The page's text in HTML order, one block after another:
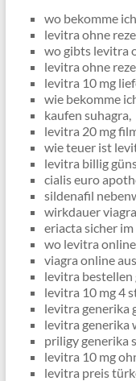
wo bekomme
levitra ohne
wo gibts levitra
levitra ohne
levitra 10 mg
wie bekomme
kaufen suhagra,
levitra 20 mg
wie teuer ist
levitra billig
cialis euro
sildenafil
wirkdauer
eriacta sicher
wo levitra
viagra online
levitra bestellen
levitra 10 mg 4
levitra generika
levitra generika
priligy generika
levitra 10 mg
levitra preis